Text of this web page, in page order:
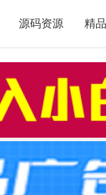
源码资源 精